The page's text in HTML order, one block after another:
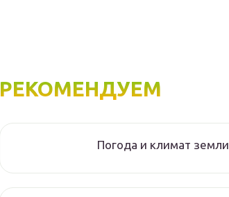
РЕКОМЕНДУЕМ
Погода и климат земли